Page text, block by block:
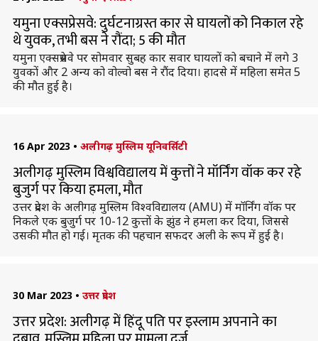
यमुना एक्सप्रेसवे: दुर्घटनाग्रस्त कार से घायलों को निकाल रहे
थे युवक, तभी बस ने रौंदा; 5 की मौत
यमुना एक्सप्रेसवे पर सोमवार सुबह कार सवार घायलों को बचाने में लगे 3
युवकों और 2 अन्य को वोल्वो बस ने रौंद दिया। हादसे में महिला समेत 5
की मौत हुई है।
16 Apr 2023 • अलीगढ़ मुस्लिम यूनिवर्सिटी
अलीगढ़ मुस्लिम विश्वविद्यालय में कुत्तों ने मॉर्निंग वॉक कर रहे
बुजुर्ग पर किया हमला, मौत
उत्तर प्रदेश के अलीगढ़ मुस्लिम विश्वविद्यालय (AMU) में मॉर्निंग वॉक पर
निकले एक बुजुर्ग पर 10-12 कुत्तों के झुंड ने हमला कर दिया, जिससे
उसकी मौत हो गई। मृतक की पहचान सफदर अली के रूप में हुई है।
30 Mar 2023 • उत्तर प्रदेश
उत्तर प्रदेश: अलीगढ़ में हिंदू पति पर इस्लाम अपनाने का